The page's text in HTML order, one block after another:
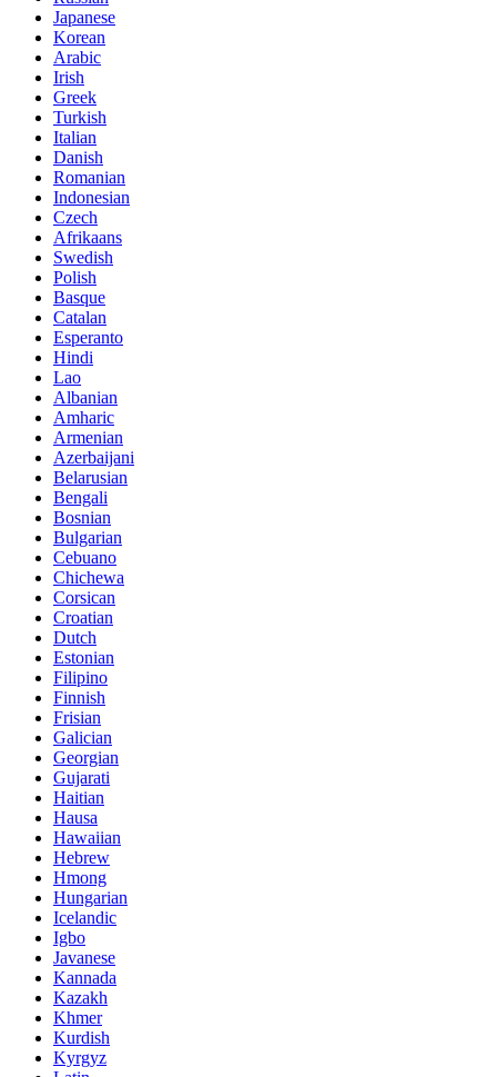
Japanese
Korean
Arabic
Irish
Greek
Turkish
Italian
Danish
Romanian
Indonesian
Czech
Afrikaans
Swedish
Polish
Basque
Catalan
Esperanto
Hindi
Lao
Albanian
Amharic
Armenian
Azerbaijani
Belarusian
Bengali
Bosnian
Bulgarian
Cebuano
Chichewa
Corsican
Croatian
Dutch
Estonian
Filipino
Finnish
Frisian
Galician
Georgian
Gujarati
Haitian
Hausa
Hawaiian
Hebrew
Hmong
Hungarian
Icelandic
Igbo
Javanese
Kannada
Kazakh
Khmer
Kurdish
Kyrgyz